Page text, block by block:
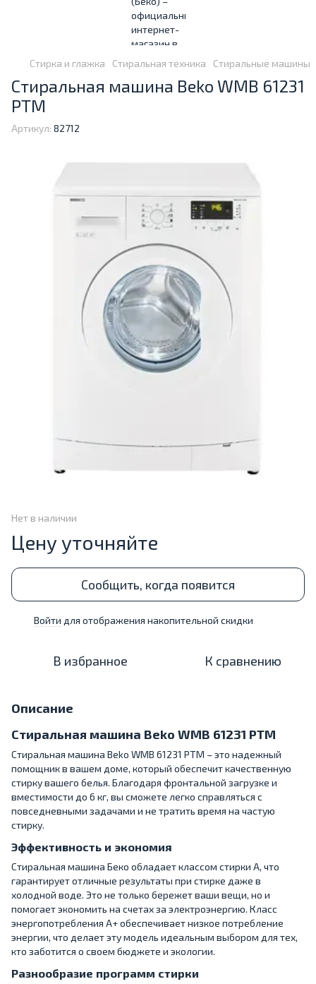
Стирка и глажка Стиральная техника Стиральные машины
Стиральная машина Beko WMB 61231
PTM
Артикул: 82712
Нет в наличии
Цену уточняйте
Сообщить, когда появится
Войти для отображения накопительной скидки
В избранное К сравнению
Описание
Стиральная машина Beko WMB 61231 PTM
Стиральная машина Beko WMB 61231 PTM – это надежный
помощник в вашем доме, который обеспечит качественную
стирку вашего белья. Благодаря фронтальной загрузке и
вместимости до 6 кг, вы сможете легко справляться с
повседневными задачами и не тратить время на частую
стирку.
Эффективность и экономия
Стиральная машина Беко обладает классом стирки A, что
гарантирует отличные результаты при стирке даже в
холодной воде. Это не только бережет ваши вещи, но и
помогает экономить на счетах за электроэнергию. Класс
энергопотребления A+ обеспечивает низкое потребление
энергии, что делает эту модель идеальным выбором для тех,
кто заботится о своем бюджете и экологии.
Разнообразие программ стирки